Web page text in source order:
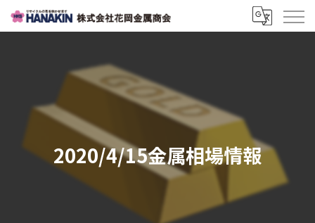
2020/4/15金属相場情報